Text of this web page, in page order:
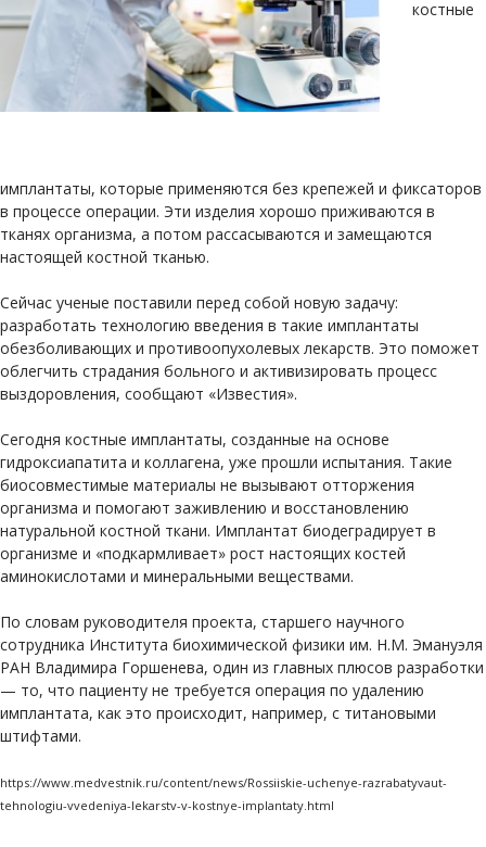
костные
имплантаты, которые применяются без крепежей и фиксаторов
в процессе операции. Эти изделия хорошо приживаются в
тканях организма, а потом рассасываются и замещаются
настоящей костной тканью.
Сейчас ученые поставили перед собой новую задачу:
разработать технологию введения в такие имплантаты
обезболивающих и противоопухолевых лекарств. Это поможет
облегчить страдания больного и активизировать процесс
выздоровления, сообщают «Известия».
Сегодня костные имплантаты, созданные на основе
гидроксиапатита и коллагена, уже прошли испытания. Такие
биосовместимые материалы не вызывают отторжения
организма и помогают заживлению и восстановлению
натуральной костной ткани. Имплантат биодеградирует в
организме и «подкармливает» рост настоящих костей
аминокислотами и минеральными веществами.
По словам руководителя проекта, старшего научного
сотрудника Института биохимической физики им. Н.М. Эмануэля
РАН Владимира Горшенева, один из главных плюсов разработки
— то, что пациенту не требуется операция по удалению
имплантата, как это происходит, например, с титановыми
штифтами.
https://www.medvestnik.ru/content/news/Rossiiskie-uchenye-razrabatyvaut-
tehnologiu-vvedeniya-lekarstv-v-kostnye-implantaty.html